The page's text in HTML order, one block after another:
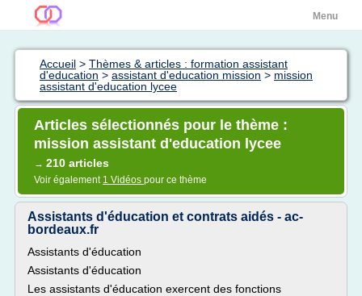
Menu
Accueil > Thèmes & articles : formation assistant
d'education > assistant d'education mission > mission
assistant d'education lycee
Articles sélectionnés pour le thème :
mission assistant d'education lycee
→ 210 articles
Voir également 1 Vidéos pour ce thème
Assistants d'éducation et contrats aidés - ac-
bordeaux.fr
Assistants d'éducation
Assistants d'éducation
Les assistants d'éducation exercent des fonctions